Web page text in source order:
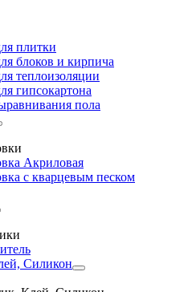
плитки
блоков и кирпича
теплоизоляции
гипсокартона
пола
Акриловая
с кварцевым песком
Силикон